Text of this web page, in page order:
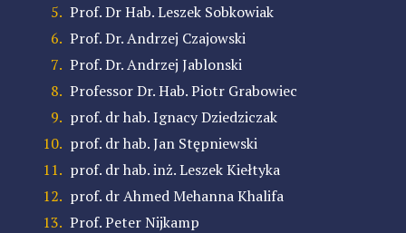
Prof. Dr Hab. Leszek Sobkowiak
Prof. Dr. Andrzej Czajowski
Prof. Dr. Andrzej Jablonski
Professor Dr. Hab. Piotr Grabowiec
prof. dr hab. Ignacy Dziedziczak
prof. dr hab. Jan Stępniewski
prof. dr hab. inż. Leszek Kiełtyka
prof. dr Ahmed Mehanna Khalifa
Prof. Peter Nijkamp